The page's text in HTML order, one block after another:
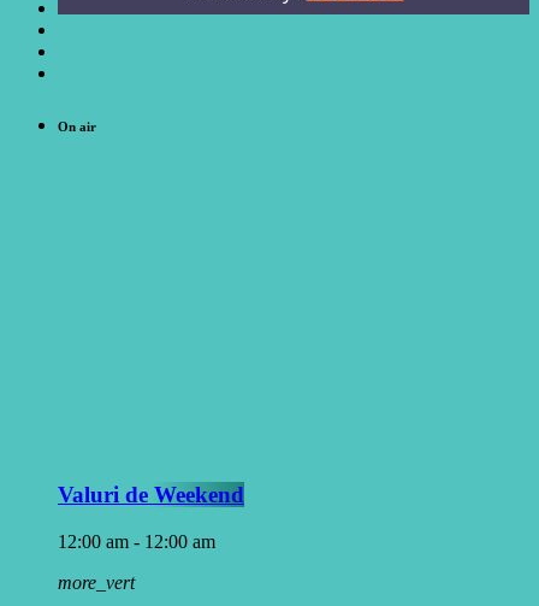
On air
Valuri de Weekend
12:00 am - 12:00 am
more_vert